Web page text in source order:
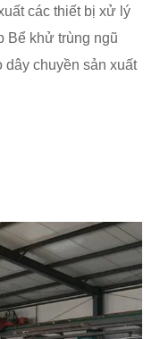
các thiết bị xử lý
Bể khử trùng ngũ
chuyền sản xuất